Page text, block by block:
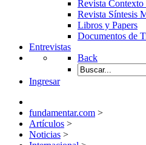
Revista
Revista Síntesis
Libros y Papers
Documentos de
Entrevistas
Back
Ingresar
fundamentar.com >
Artículos >
Noticias >